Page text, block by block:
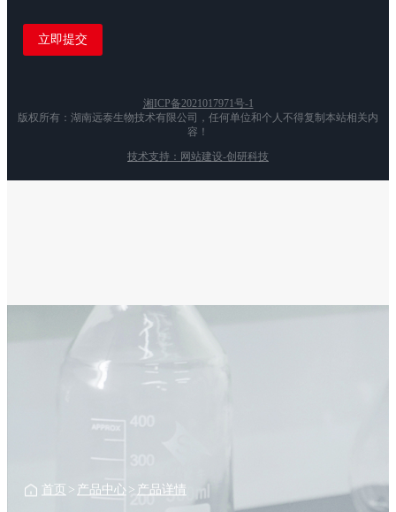
湘ICP备2021017971号-1
版权所有：湖南远泰生物技术有限公司，任何单位和个人不得复制本站相关内
容！
技术支持：网站建设-创研科技
首页 > 产品中心 > 产品详情